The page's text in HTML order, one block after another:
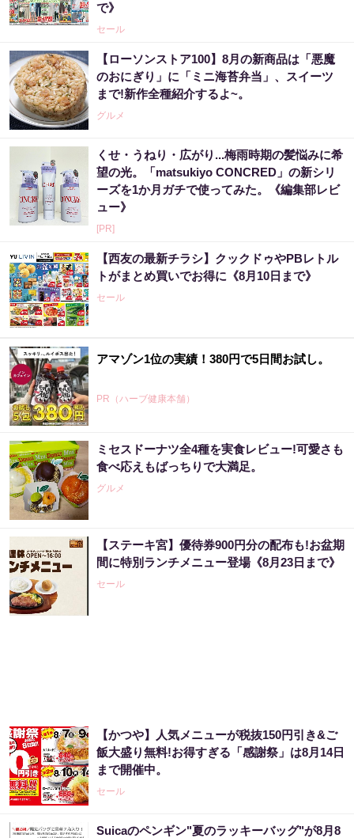
で》
セール
【ローソンストア100】8月の新商品は「悪魔
のおにぎり」に「ミニ海苔弁当」、スイーツ
まで!新作全種紹介するよ~。
グルメ
くせ・うねり・広がり...梅雨時期の髪悩みに希
望の光。「matsukiyo CONCRED」の新シリ
ーズを1か月ガチで使ってみた。《編集部レビ
ュー》
[PR]
【西友の最新チラシ】クックドゥやPBレトル
トがまとめ買いでお得に《8月10日まで》
セール
アマゾン1位の実績！380円で5日間お試し。
PR（ハーブ健康本舗）
あなたの金運はどう？宝くじに縁がある時、
金運はこう変わる
PR（合同会社デジタルファーム ）
アマゾン1位の実績！380円で5日間お試し。
PR（ハーブ健康本舗）
アマゾンで大人気！血圧対策はコーヒーに足
してみて
PR（森永乳業）
【当選】金運が上がる直前に起こるサイン
ミセスドーナツ全4種を実食レビュー!可愛さも
食べ応えもばっちりで大満足。
グルメ
【ステーキ宮】優待券900円分の配布も!お盆期
間に特別ランチメニュー登場《8月23日まで》
セール
【かつや】人気メニューが税抜150円引き&ご
飯大盛り無料!お得すぎる「感謝祭」は8月14日
まで開催中。
セール
Suicaのペンギン"夏のラッキーバッグ"が8月8